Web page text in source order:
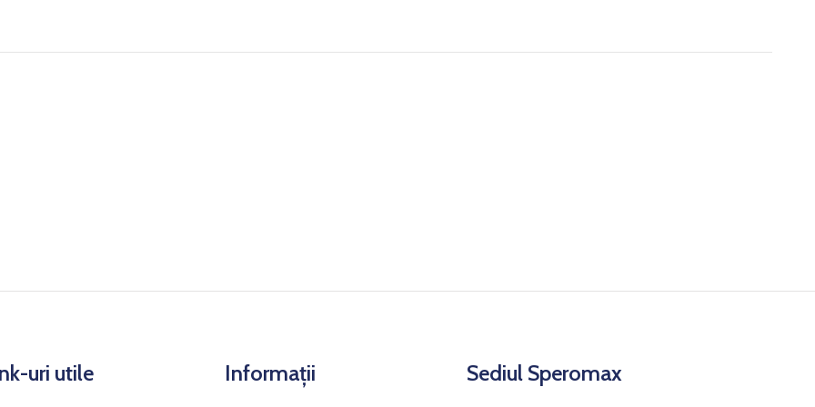
uri utile Informații Sediul Speromax